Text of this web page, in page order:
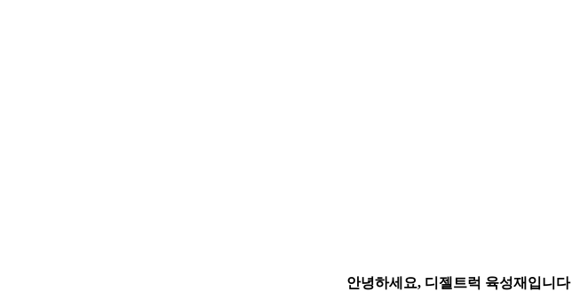
안녕하세요, 디젤트럭 육성재 입니다